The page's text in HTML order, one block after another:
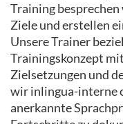
Training
Ziele und erstellen
Unsere Trainer
Trainingskonzept
Zielsetzungen und
wir inlingua-interne
anerkannte